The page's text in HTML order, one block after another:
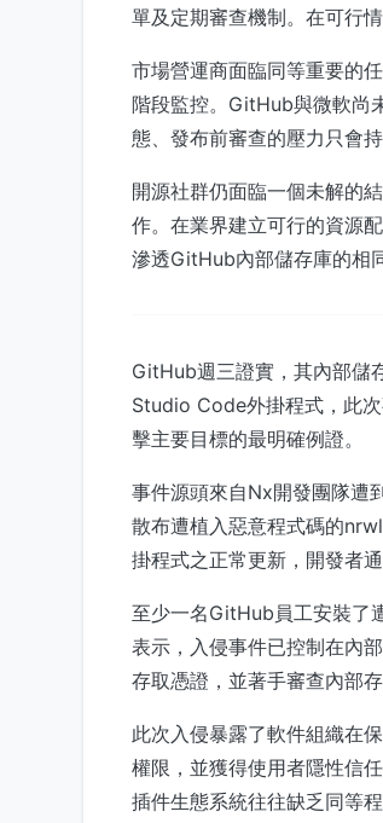
單及定期審查機制。在可行
市場營運商面臨同等重要的
階段監控。GitHub與微軟尚
態、發布前審查的壓力只會持
開源社群仍面臨一個未解的
作。在業界建立可行的資源
滲透GitHub內部儲存庫的相
GitHub週三證實，其內部儲
Studio Code外掛程式，此
擊主要目標的最明確例證。
事件源頭來自Nx開發團隊遭
散布遭植入惡意程式碼的
掛程式之正常更新，開發者
至少一名GitHub員工安裝了
表示，入侵事件已控制在內
存取憑證，並著手審查內部存
此次入侵暴露了軟件組織在
權限，並獲得使用者隱性信
插件生態系統往往缺乏同等程